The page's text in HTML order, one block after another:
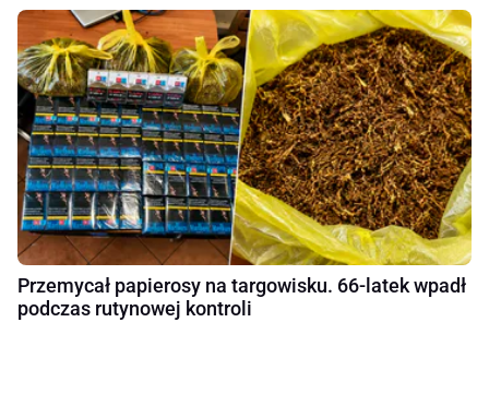
Przemycał papierosy na targowisku. 66-latek wpadł
podczas rutynowej kontroli